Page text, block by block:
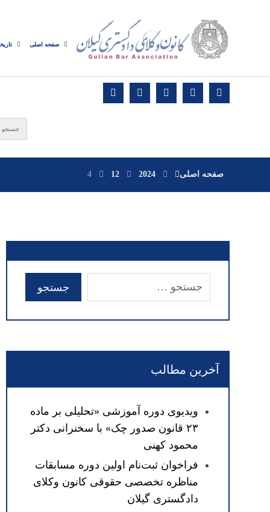
صفحه اصلی
صفحه اصلی 2024
12
4
آخرین مطالب
ویدیوی دوره آموزشی «تحلیلی بر ماده
۲۳ قانون صدور چک» با سخنرانی دکتر
محمود کهنی
فراخوان ثبت‌نام اولین دوره مسابقات
مناظره تخصصی حقوقی کانون وکلای
دادگستری گیلان